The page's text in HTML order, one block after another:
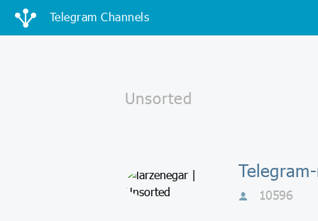
Telegram Channels
10596